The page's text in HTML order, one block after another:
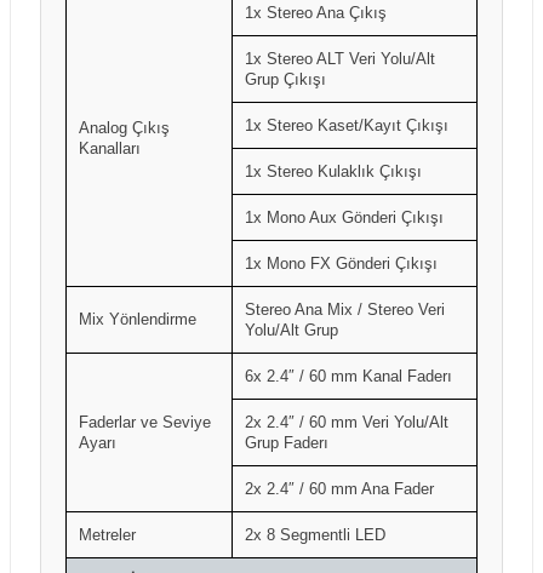
Analog Çıkış
Kanalları
1x Stereo Ana Çıkış
1x Stereo ALT Veri Yolu/Alt
Grup Çıkışı
1x Stereo Kaset/Kayıt Çıkışı
1x Stereo Kulaklık Çıkışı
1x Mono Aux Gönderi Çıkışı
1x Mono FX Gönderi Çıkışı
Mix Yönlendirme
Stereo Ana Mix / Stereo Veri
Yolu/Alt Grup
Faderlar ve Seviye
Ayarı
6x 2.4″ / 60 mm Kanal Faderı
2x 2.4″ / 60 mm Veri Yolu/Alt
Grup Faderı
2x 2.4″ / 60 mm Ana Fader
Metreler 2x 8 Segmentli LED